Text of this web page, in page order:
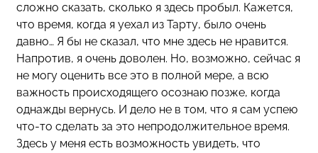
сложно сказать, сколько я здесь пробыл. Кажется,
что время, когда я уехал из Тарту, было очень
давно… Я бы не сказал, что мне здесь не нравится.
Напротив, я очень доволен. Но, возможно, сейчас я
не могу оценить все это в полной мере, а всю
важность происходящего осознаю позже, когда
однажды вернусь. И дело не в том, что я сам успею
что-то сделать за это непродолжительное время.
Здесь у меня есть возможность увидеть, что